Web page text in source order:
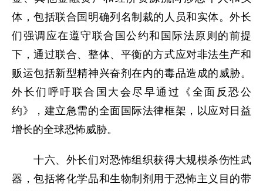
体，包括联合国明确列名制裁的人员和实体。外长
们强调应在遵守联合国公约和国际法原则的前提
下，通过联合、整体、平衡的方式应对非法生产和
贩运包括新型精神兴奋剂在内的毒品造成的威胁。
外长们呼吁联合国大会尽早通过《全面反恐公
约》，建立急需的全面国际法律框架，以应对日益
增长的全球恐怖威胁。
十六、外长们对恐怖组织获得大规模杀伤性武
器，包括将化学品和生物制剂用于恐怖主义目的带